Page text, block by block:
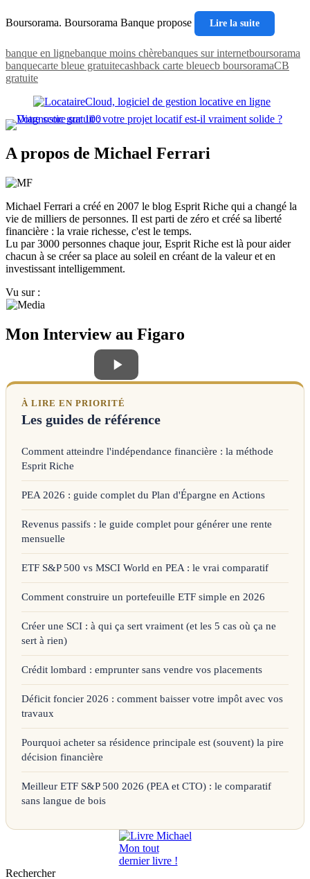
Boursorama. Boursorama Banque propose Lire la suite
banque en lignebanque moins chèrebanques sur internetboursorama
banquecarte bleue gratuitecashback carte bleuecb boursoramaCB
gratuite
A propos de Michael Ferrari
Michael Ferrari a créé en 2007 le blog Esprit Riche qui a changé la
vie de milliers de personnes. Il est parti de zéro et créé sa liberté
financière : la vraie richesse, c'est le temps.
Lu par 3000 personnes chaque jour, Esprit Riche est là pour aider
chacun à se créer sa place au soleil en créant de la valeur et en
investissant intelligemment.
Vu sur :
Mon Interview au Figaro
À LIRE EN PRIORITÉ
Les guides de référence
Comment atteindre l'indépendance financière : la méthode
Esprit Riche
PEA 2026 : guide complet du Plan d'Épargne en Actions
Revenus passifs : le guide complet pour générer une rente
mensuelle
ETF S&P 500 vs MSCI World en PEA : le vrai comparatif
Comment construire un portefeuille ETF simple en 2026
Créer une SCI : à qui ça sert vraiment (et les 5 cas où ça ne
sert à rien)
Crédit lombard : emprunter sans vendre vos placements
Déficit foncier 2026 : comment baisser votre impôt avec vos
travaux
Pourquoi acheter sa résidence principale est (souvent) la pire
décision financière
Meilleur ETF S&P 500 2026 (PEA et CTO) : le comparatif
sans langue de bois
Mon tout
dernier livre !
Rechercher